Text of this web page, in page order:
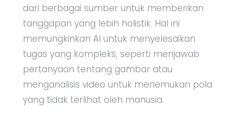
dari berbagai sumber untuk memberikan
tanggapan yang lebih holistik. Hal ini
memungkinkan AI untuk menyelesaikan
tugas yang kompleks, seperti menjawab
pertanyaan tentang gambar atau
menganalisis video untuk menemukan pola
yang tidak terlihat oleh manusia.